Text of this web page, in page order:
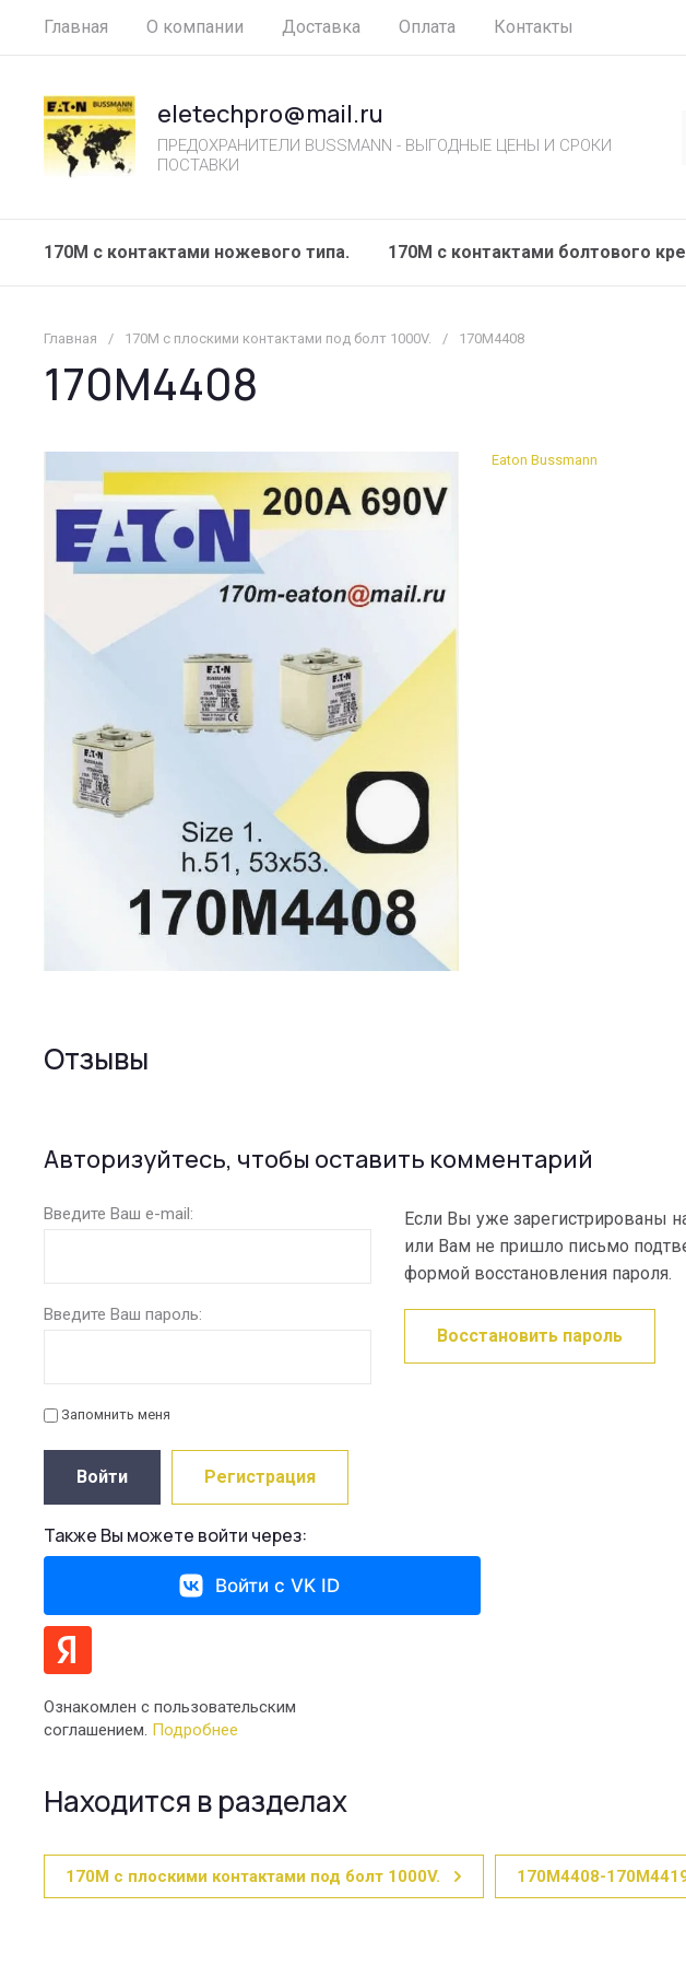
Главная О компании Доставка Оплата Контакты
eletechpro@mail.ru
ПРЕДОХРАНИТЕЛИ BUSSMANN - ВЫГОДНЫЕ ЦЕНЫ И СРОКИ
ПОСТАВКИ
170M с контактами ножевого типа. 170М с контактами болтового
Главная / 170M с плоскими контактами под болт 1000V. / 170M4408
170M4408
Eaton Bussmann
Отзывы
Авторизуйтесь, чтобы оставить комментарий
Введите Ваш e-mail:
Введите Ваш пароль:
Запомнить меня
Войти Регистрация
Если Вы уже зарегистрированы
или Вам не пришло письмо
формой восстановления пароля.
Восстановить пароль
Также Вы можете войти через:
Войти с VK ID
Ознакомлен с пользовательским
соглашением. Подробнее
Находится в разделах
170M с плоскими контактами под болт 1000V. 170M4408-